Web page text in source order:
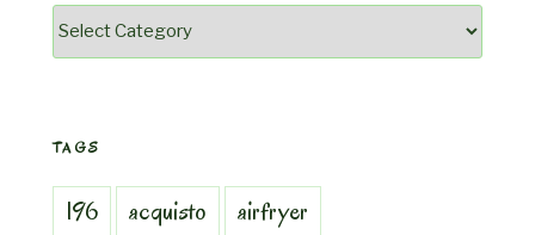
Categorie
TAGS
196 acquisto
airfryer